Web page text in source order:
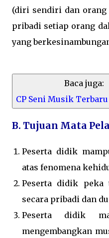
(diri sendiri dan orang
pribadi setiap orang
yang
Baca juga:
CP Seni Musik
B. Tujuan Mata
Peserta didik
atas fenomena
Peserta didik peka
secara pribadi dan
Peserta didik
mengembangkan